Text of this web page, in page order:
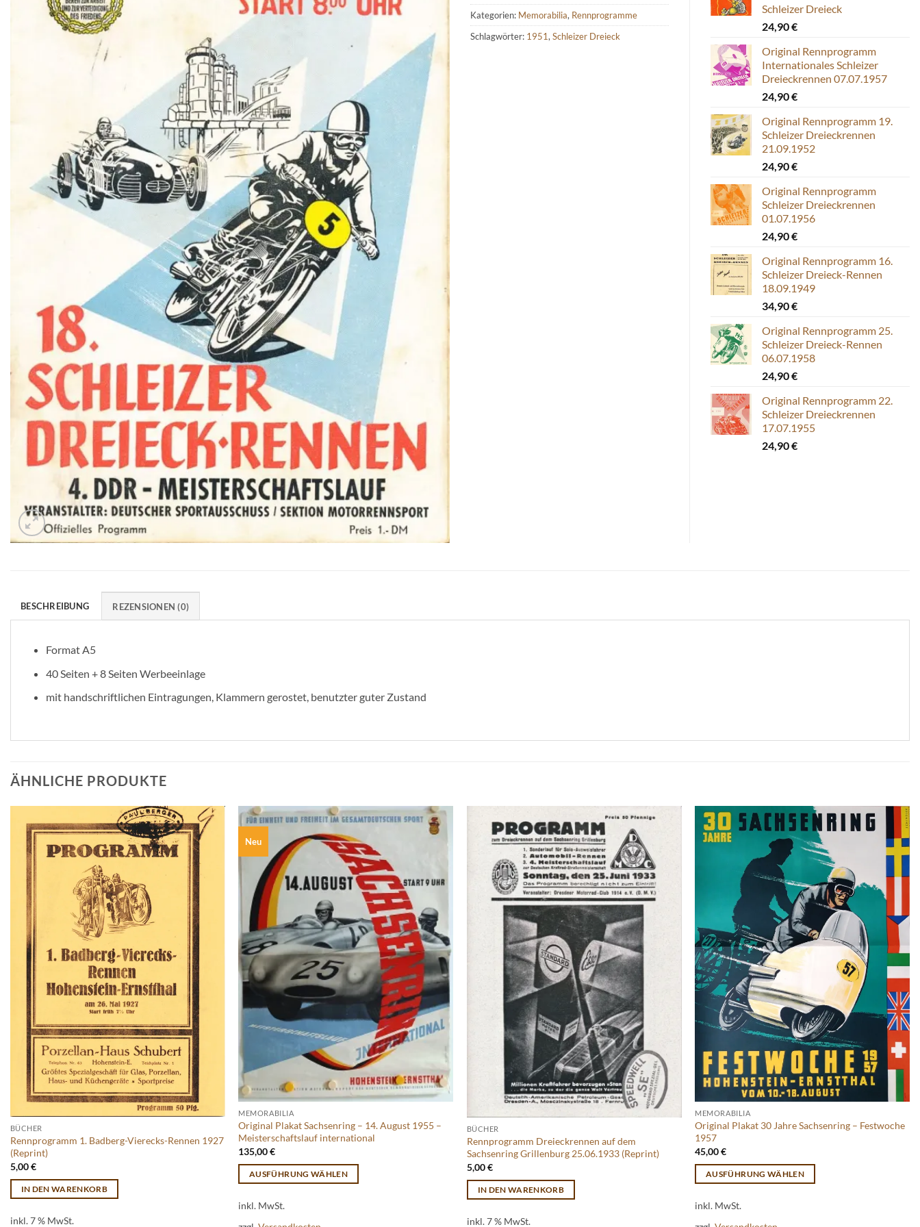
Kategorien: Memorabilia, Rennprogramme
Schlagwörter: 1951, Schleizer Dreieck
Schleizer Dreieck
24,90€
Original Rennprogramm
Internationales Schleizer
Dreieckrennen 07.07.1957
24,90€
Original Rennprogramm 19.
Schleizer Dreieckrennen
21.09.1952
24,90€
Original Rennprogramm
Schleizer Dreieckrennen
01.07.1956
24,90€
Original Rennprogramm 16.
Schleizer Dreieck-Rennen
18.09.1949
34,90€
Original Rennprogramm 25.
Schleizer Dreieck-Rennen
06.07.1958
24,90€
Original Rennprogramm 22.
Schleizer Dreieckrennen
17.07.1955
24,90€
BESCHREIBUNG REZENSIONEN (0)
Format A5
40 Seiten + 8 Seiten Werbeeinlage
mit handschriftlichen Eintragungen, Klammern gerostet, benutzter guter Zustand
ÄHNLICHE PRODUKTE
BÜCHER
Rennprogramm 1. Badberg-Vierecks-Rennen 1927
(Reprint)
5,00€
IN DEN WARENKORB
inkl. 7 % MwSt.
Neu
MEMORABILIA
Original Plakat Sachsenring – 14. August 1955 –
Meisterschaftslauf international
135,00€
AUSFÜHRUNG WÄHLEN
Produkt
weist
inkl. MwSt.
BÜCHER
Rennprogramm Dreieckrennen auf dem
Sachsenring Grillenburg 25.06.1933 (Reprint)
5,00€
IN DEN WARENKORB
inkl. 7 % MwSt.
MEMORABILIA
Original Plakat 30 Jahre Sachsenring – Festwoche
1957
45,00€
AUSFÜHRUNG WÄHLEN
Produkt
weist
inkl. MwSt.